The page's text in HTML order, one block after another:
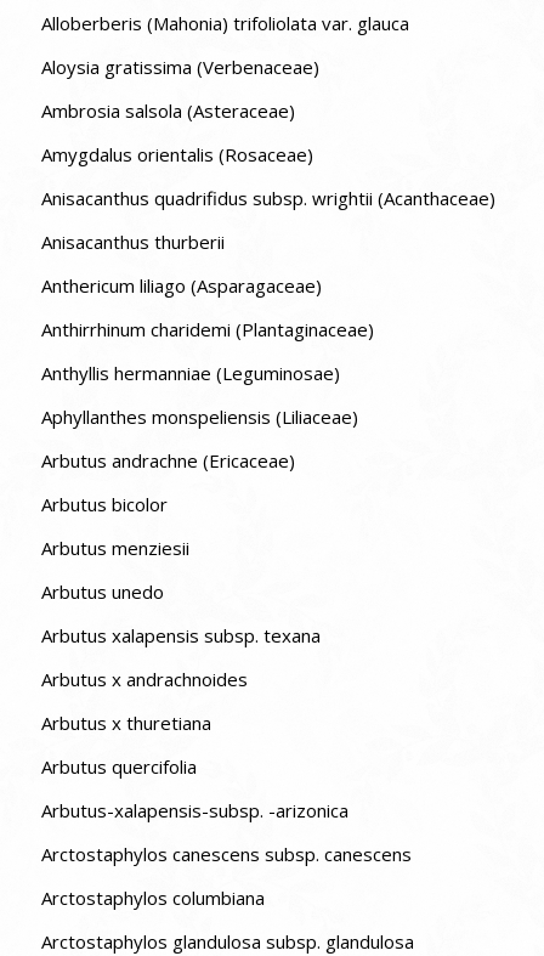
Alloberberis (Mahonia) trifoliolata var. glauca
Aloysia gratissima (Verbenaceae)
Ambrosia salsola (Asteraceae)
Amygdalus orientalis (Rosaceae)
Anisacanthus quadrifidus subsp. wrightii (Acanthaceae)
Anisacanthus thurberii
Anthericum liliago (Asparagaceae)
Anthirrhinum charidemi (Plantaginaceae)
Anthyllis hermanniae (Leguminosae)
Aphyllanthes monspeliensis (Liliaceae)
Arbutus andrachne (Ericaceae)
Arbutus bicolor
Arbutus menziesii
Arbutus unedo
Arbutus xalapensis subsp. texana
Arbutus x andrachnoides
Arbutus x thuretiana
Arbutus quercifolia
Arbutus-xalapensis-subsp. -arizonica
Arctostaphylos canescens subsp. canescens
Arctostaphylos columbiana
Arctostaphylos glandulosa subsp. glandulosa